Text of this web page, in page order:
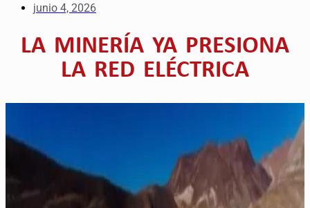
junio 4, 2026
LA MINERÍA YA PRESIONA
LA RED ELÉCTRICA